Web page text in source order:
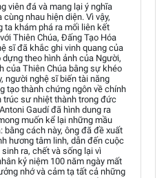
viên đá và mang lại ý nghĩa
nhau hiện diện. Vì vậy,
ta khám phá ra mối liên kết
Thiên Chúa, Đấng Tạo Hóa
sĩ đã khắc ghi vinh quang của
theo hình ảnh của Người,
của Thiên Chúa bằng sự khéo
người nghệ sĩ biến tài năng
tạo thành chứng ngôn về chính
trúc sư nhiệt thành trong đức
Gaudí đã hình dung ra
muốn kể lại những mầu
bằng cách này, ông đã đề xuất
hương tâm linh, dẫn đến cuộc
ra, chết và sống lại vì
kỷ niệm 100 năm ngày mất
nhớ và cảm tạ tất cả những